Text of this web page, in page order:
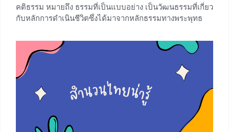
คติธรรม หมายถึง ธรรมที่เป็นแบบอย่าง เป็นวัฒนธรรมที่เกี่ยว
กับหลักการดำเนินชีวิตซึ่งได้มาจากหลักธรรมทางพระพุทธ
คนไทยให้ความสำคัญอย่างมากและมักจะถูกสอดแทรกอยู่ใน
สื่อต่าง ๆ เพื่อปลูกฝังเด็กรุ่นใหม่ให้มีคติธรรมประจำใจ ไม่ว่า
จะเป็นนิทานหรือสำนวนไทย สำหรับบทเรียนในวันนี้เราจะพา
น้อง ๆ ไปเรียนรู้เรื่อง คติธรรมในสำนวนไทย มาดูกันค่ะว่าจะ
มีอะไรบ้าง สำนวนที่เกี่ยวกับคติธรรม สำนวนไทยถือเป็น
ภูมิปัญญาในการใช้ภาษาไทยอีกรูปแบบหนึ่ง เป็นถ้อยคำที่
มิได้มีความหมายตรงไปตรงมาตามตัวอักษร หรือแปลตาม
รากศัพท์ แต่เป็นถ้อยคำที่มีความหมายเป็นอย่างอื่น ชวนให้ผู้
อ่านได้คิด มีรูปแบบการใช้ภาษาที่ต้องผ่านการเรียบเรียง